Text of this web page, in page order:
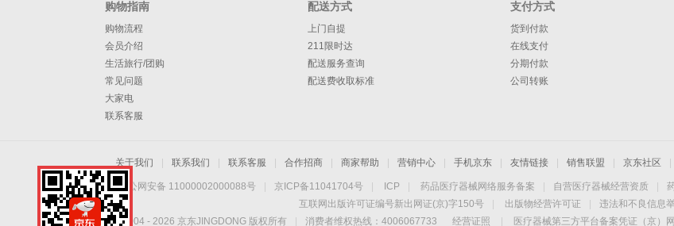
购物指南
购物流程
会员介绍
生活旅行/团购
常见问题
大家电
联系客服
配送方式
上门自提
211限时达
配送服务查询
配送费收取标准
支付方式
货到付款
在线支付
分期付款
公司转账
关于我们 联系我们 联系客服 合作招商 商家帮助 营销中心 手机京东 友情链接 销售联盟 京东社区
京公网安备 11000002000088号 京ICP备11041704号 ICP 药品医疗器械网络服务备案 自营医疗器械经营资质
互联网出版许可证编号新出网证(京)字150号
出版物经营许可证
违法和不良信息
Copyright © 2004 - 2026 京东JINGDONG 版权所有 消费者维权热线：4006067733 经营证照 医疗器械第三方平台备案凭证（京）